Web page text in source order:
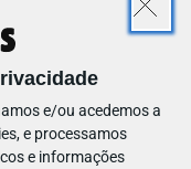
e/ou acedemos a
e processamos
e informações